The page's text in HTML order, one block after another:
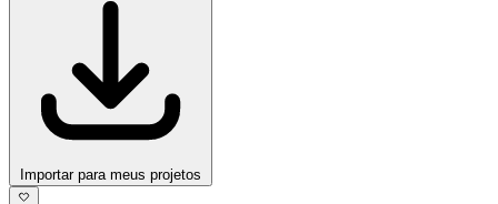
Importar para meus projetos